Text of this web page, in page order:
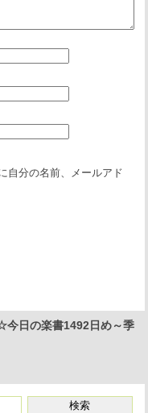
自分の名前、メールアド
今日の楽書1492日め～季